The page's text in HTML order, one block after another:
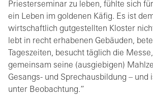
Priesterseminar zu leben, fühlte sich
ein Leben im goldenen Käfig. Es ist
wirtschaftlich gutgestellten Kloster
lebt in recht erhabenen Gebäuden,
Tageszeiten, besucht täglich die
gemeinsam seine (ausgiebigen)
Gesangs- und Sprechausbildung – und
unter Beobachtung.“